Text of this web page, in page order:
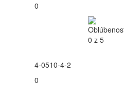
0
4-0510-4-2
0